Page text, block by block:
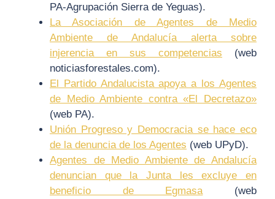
PA-Agrupación Sierra de Yeguas).
La Asociación de Agentes de Medio
Ambiente de Andalucía alerta sobre
injerencia en sus competencias (web
noticiasforestales.com).
El Partido Andalucista apoya a los Agentes
de Medio Ambiente contra «El Decretazo»
(web PA).
Unión Progreso y Democracia se hace eco
de la denuncia de los Agentes (web UPyD).
Agentes de Medio Ambiente de Andalucía
denuncian que la Junta les excluye en
beneficio de Egmasa(web